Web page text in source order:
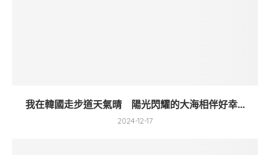
我在韓國走步道天氣晴 陽光閃耀的大海相伴好幸...
2024-12-17